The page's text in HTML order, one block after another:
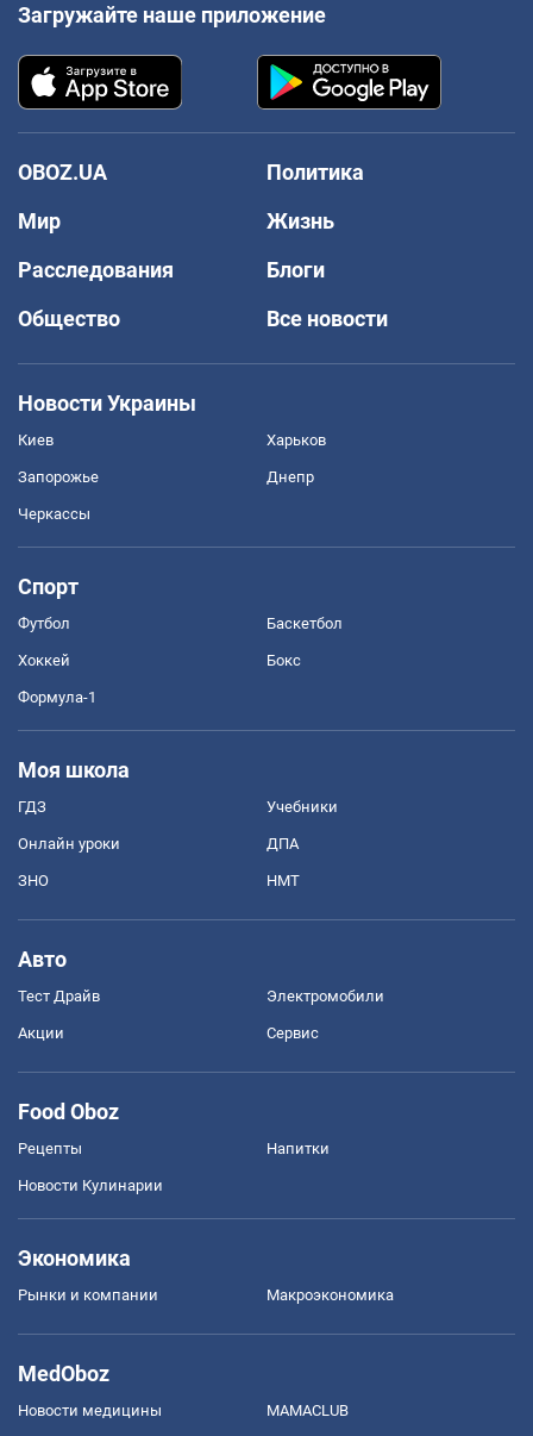
Загружайте наше приложение
OBOZ.UA
Политика
Мир
Жизнь
Расследования
Блоги
Общество
Все новости
Новости Украины
Киев Харьков
Запорожье Днепр
Черкассы
Спорт
Футбол Баскетбол
Хоккей Бокс
Формула-1
Моя школа
ГДЗ Учебники
Онлайн уроки ДПА
ЗНО НМТ
Авто
Тест Драйв Электромобили
Акции Сервис
Food Oboz
Рецепты Напитки
Новости Кулинарии
Экономика
Рынки и компании Mакроэкономика
MedOboz
Новости медицины MAMACLUB